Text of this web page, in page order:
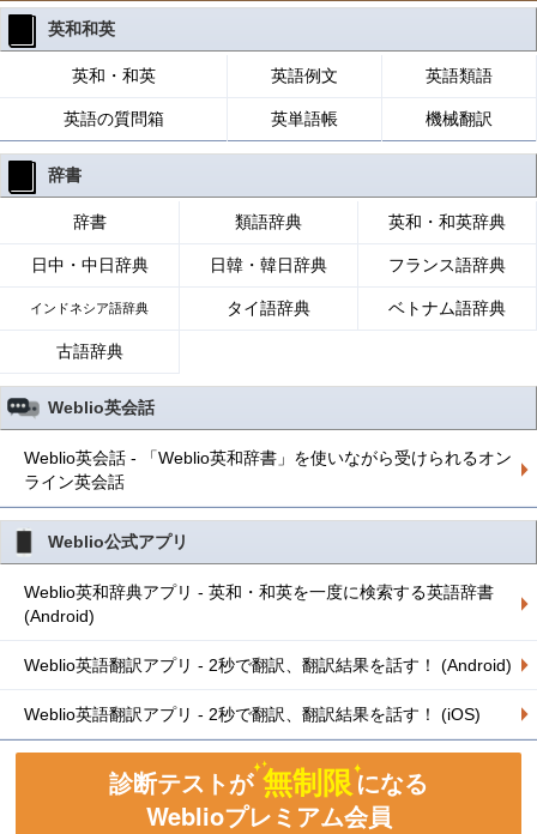
英和和英
英和・和英 英語例文 英語類語
英語の質問箱 英単語帳 機械翻訳
辞書
辞書 類語辞典 英和・和英辞典
日中・中日辞典 日韓・韓日辞典 フランス語辞典
インドネシア語辞典 タイ語辞典 ベトナム語辞典
古語辞典
Weblio英会話
Weblio英会話 - 「Weblio英和辞書」を使いながら受けられるオン
ライン英会話
Weblio公式アプリ
Weblio英和辞典アプリ - 英和・和英を一度に検索する英語辞書
(Android)
Weblio英語翻訳アプリ - 2秒で翻訳、翻訳結果を話す！ (Android)
Weblio英語翻訳アプリ - 2秒で翻訳、翻訳結果を話す！ (iOS)
診断テストが 無制限になる
Weblioプレミアム会員